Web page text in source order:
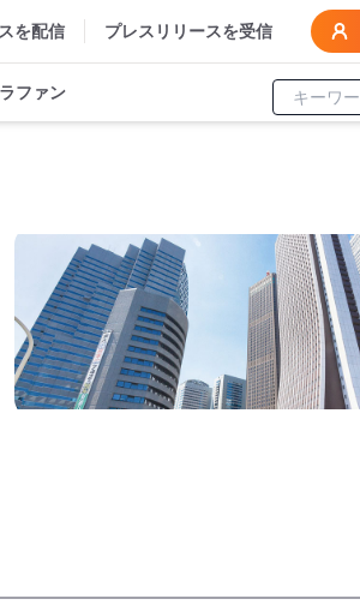
を配信 プレスリリースを受信
ファン